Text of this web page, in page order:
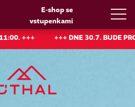
E-shop se
vstupenkami
30.7. BUDE PROVOZ VISUTÉ DRÁHY